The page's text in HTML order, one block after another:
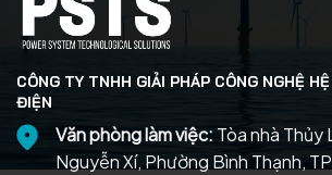
CÔNG TY TNHH GIẢI PHÁP CÔNG NGHỆ
ĐIỆN
Văn phòng làm việc: Tòa nhà Thủy
Nguyễn Xí, Phường Bình Thạnh,